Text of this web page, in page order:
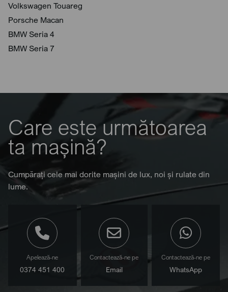
Volkswagen Touareg
Porsche Macan
BMW Seria 4
BMW Seria 7
Care este următoarea
ta mașină?
Cumpărați cele mai dorite mașini de lux, noi și rulate din
lume.
Apelează-ne
0374 451 400
Contactează-ne pe
Email
Contactează-ne pe
WhatsApp